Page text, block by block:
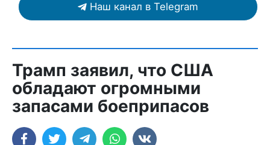
Наш канал в Telegram
Трамп заявил, что США
обладают огромными
запасами боеприпасов